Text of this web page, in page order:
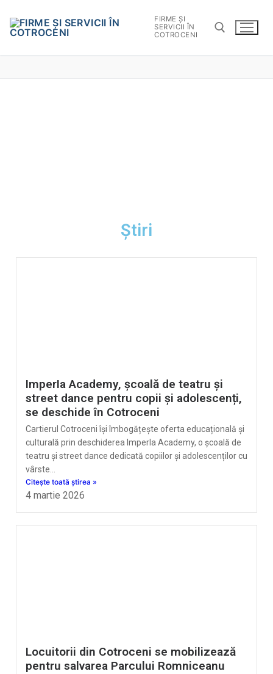
FIRME ȘI
SERVICII ÎN
COTROCENI
Știri
ImperIa Academy, școală de teatru și
street dance pentru copii și adolescenți,
se deschide în Cotroceni
Cartierul Cotroceni își îmbogățește oferta educațională și
culturală prin deschiderea ImperIa Academy, o școală de
teatru și street dance dedicată copiilor și adolescenților cu
vârste…
Citește toată știrea »
4 martie 2026
Locuitorii din Cotroceni se mobilizează
pentru salvarea Parcului Romniceanu